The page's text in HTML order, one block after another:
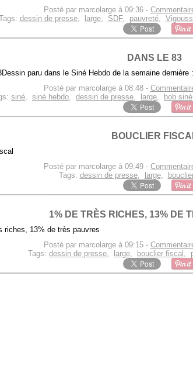
Posté par marcolarge à 09:36 -
dessin de presse, large, SDF, pauvreté,
DANS LE 83
Dessin paru dans le Siné Hebdo de la semaine
Posté par marcolarge à 08:48 -
siné, siné hebdo, dessin de presse, large, bob siné
BOUCLIER
Posté par marcolarge à 09:49 -
Tags: dessin de presse, large,
1% DE TRÈS RICHES, 13% DE
Posté par marcolarge à 09:15 -
Tags: dessin de presse, large, bouclier fiscal ,